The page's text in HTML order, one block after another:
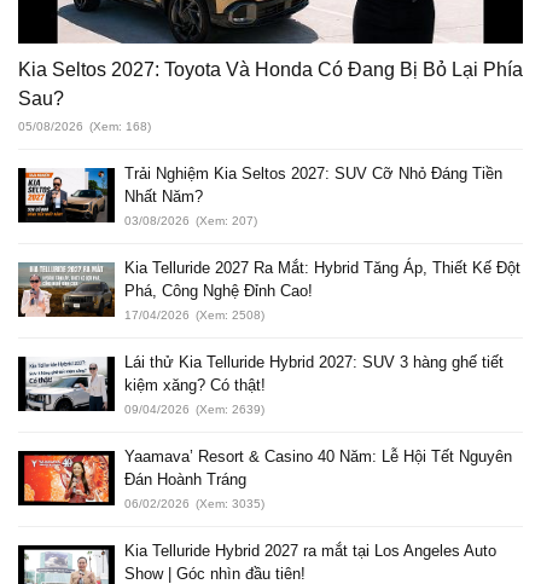
Kia Seltos 2027: Toyota Và Honda Có Đang Bị Bỏ Lại Phía
Sau?
05/08/2026 (Xem: 168)
Trải Nghiệm Kia Seltos 2027: SUV Cỡ Nhỏ Đáng Tiền
Nhất Năm?
03/08/2026 (Xem: 207)
Kia Telluride 2027 Ra Mắt: Hybrid Tăng Áp, Thiết Kế Đột
Phá, Công Nghệ Đỉnh Cao!
17/04/2026 (Xem: 2508)
Lái thử Kia Telluride Hybrid 2027: SUV 3 hàng ghế tiết
kiệm xăng? Có thật!
09/04/2026 (Xem: 2639)
Yaamava’ Resort & Casino 40 Năm: Lễ Hội Tết Nguyên
Đán Hoành Tráng
06/02/2026 (Xem: 3035)
Kia Telluride Hybrid 2027 ra mắt tại Los Angeles Auto
Show | Góc nhìn đầu tiên!